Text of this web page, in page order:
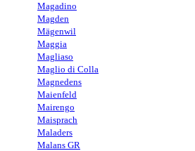
Magadino
Magden
Mägenwil
Maggia
Magliaso
Maglio di Colla
Magnedens
Maienfeld
Mairengo
Maisprach
Maladers
Malans GR